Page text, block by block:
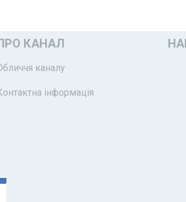
КАНАЛ
каналу
інформація